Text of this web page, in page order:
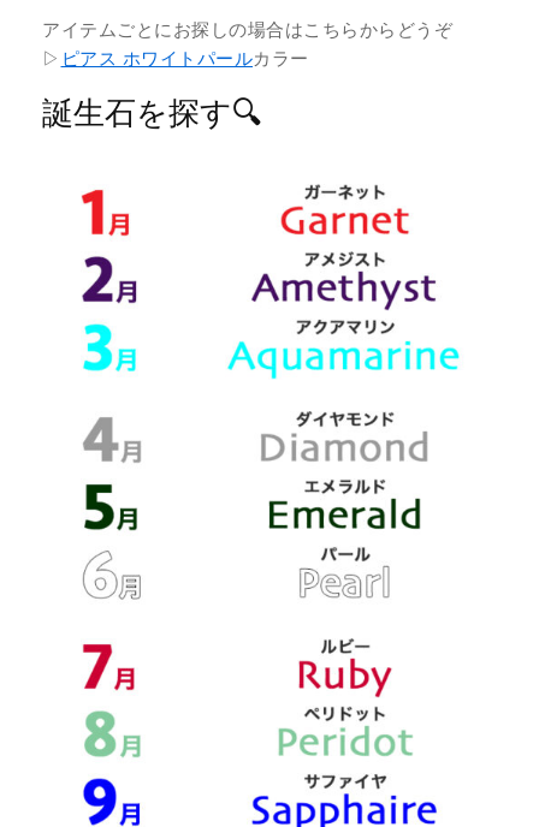
アイテムごとにお探しの場合はこちらからどうぞ
▷ ピアス ホワイトパールカラー
誕生石を探す🔍